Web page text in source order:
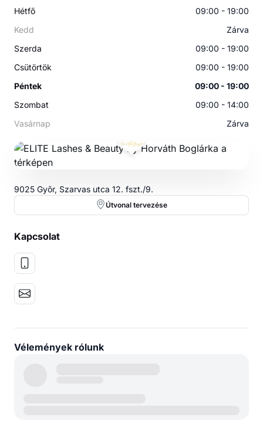
Hétfő
09:00 - 19:00
Kedd
Zárva
Szerda
09:00 - 19:00
Csütörtök
09:00 - 19:00
Péntek
09:00 - 19:00
Szombat
09:00 - 14:00
Vasárnap
Zárva
9025 Győr, Szarvas utca 12. fszt./9.
Útvonal tervezése
Kapcsolat
Vélemények rólunk